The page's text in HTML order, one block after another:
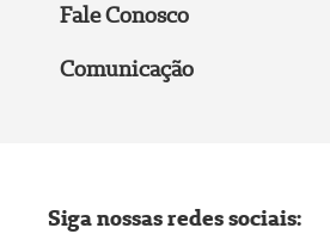
Fale Conosco
Comunicação
Siga nossas redes sociais: